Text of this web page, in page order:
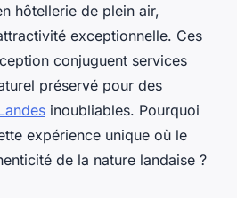
hôtellerie de plein air,
exceptionnelle. Ces
conjuguent services
préservé pour des
inoubliables. Pourquoi
expérience unique où le
de la nature landaise ?